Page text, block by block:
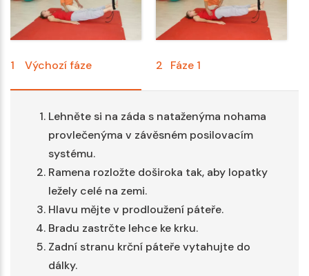
1 Výchozí fáze 2 Fáze 1
Lehněte si na záda s nataženýma nohama
provlečenýma v závěsném posilovacím
systému.
Ramena rozložte doširoka tak, aby lopatky
ležely celé na zemi.
Hlavu mějte v prodloužení páteře.
Bradu zastrčte lehce ke krku.
Zadní stranu krční páteře vytahujte do
dálky.